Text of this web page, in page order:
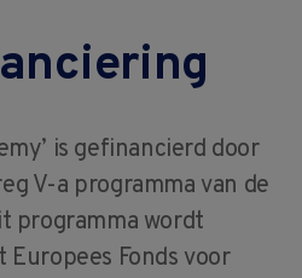
is gefinancierd door
V-a programma van de
programma wordt
Fonds voor